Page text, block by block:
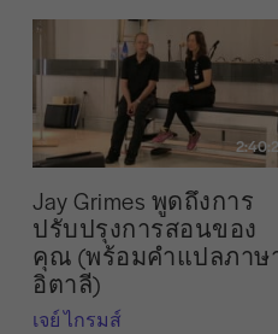
Jay Grimes พูดถึงการ
ปรับปรุงการสอนของ
คุณ (พร้อมคำแปลภาษ
อิตาลี)
เจย์ ไกรมส์